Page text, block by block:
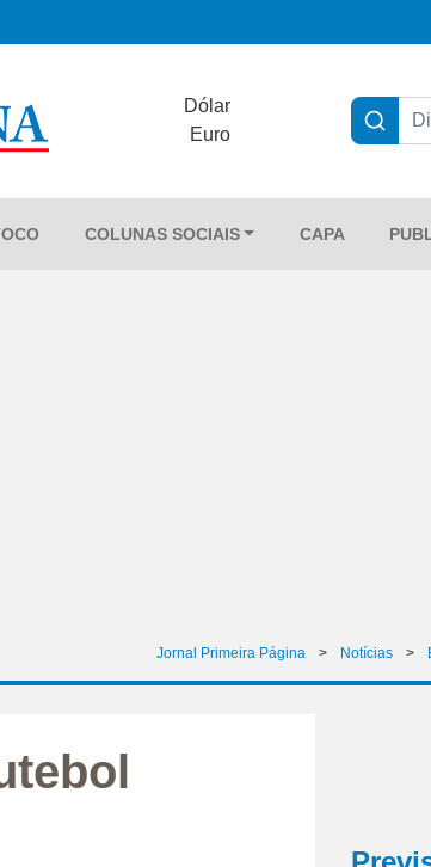
Dólar
Euro
COLUNAS SOCIAIS CAPA
Jornal Primeira Página > Notícias >